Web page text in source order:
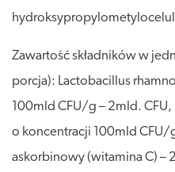
Zawartość składników w
porcja): Lactobacillus
100mld CFU/g – 2mld.
o koncentracji 100mld CFU/
askorbinowy (witamina C) –